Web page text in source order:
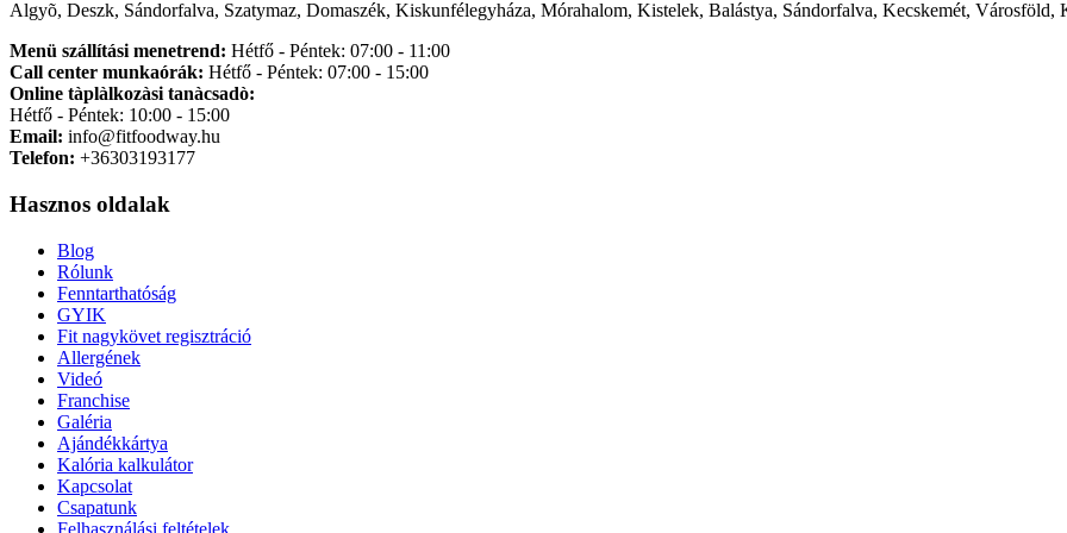
Algyõ, Deszk, Sándorfalva, Szatymaz, Domaszék, Kiskunfélegyháza, Mórahalom, Kistelek, Balástya, Sándorfalva, Kecskemét, Városföld,
Menü szállítási menetrend: Hétfő - Péntek: 07:00 - 11:00
Call center munkaórák: Hétfő - Péntek: 07:00 - 15:00
Online tàplàlkozàsi tanàcsadò:
Hétfő - Péntek: 10:00 - 15:00
Email: info@fitfoodway.hu
Telefon: +36303193177
Hasznos oldalak
Blog
Rólunk
Fenntarthatóság
GYIK
Fit nagykövet regisztráció
Allergének
Videó
Franchise
Galéria
Ajándékkártya
Kalória kalkulátor
Kapcsolat
Csapatunk
Felhasználási feltételek